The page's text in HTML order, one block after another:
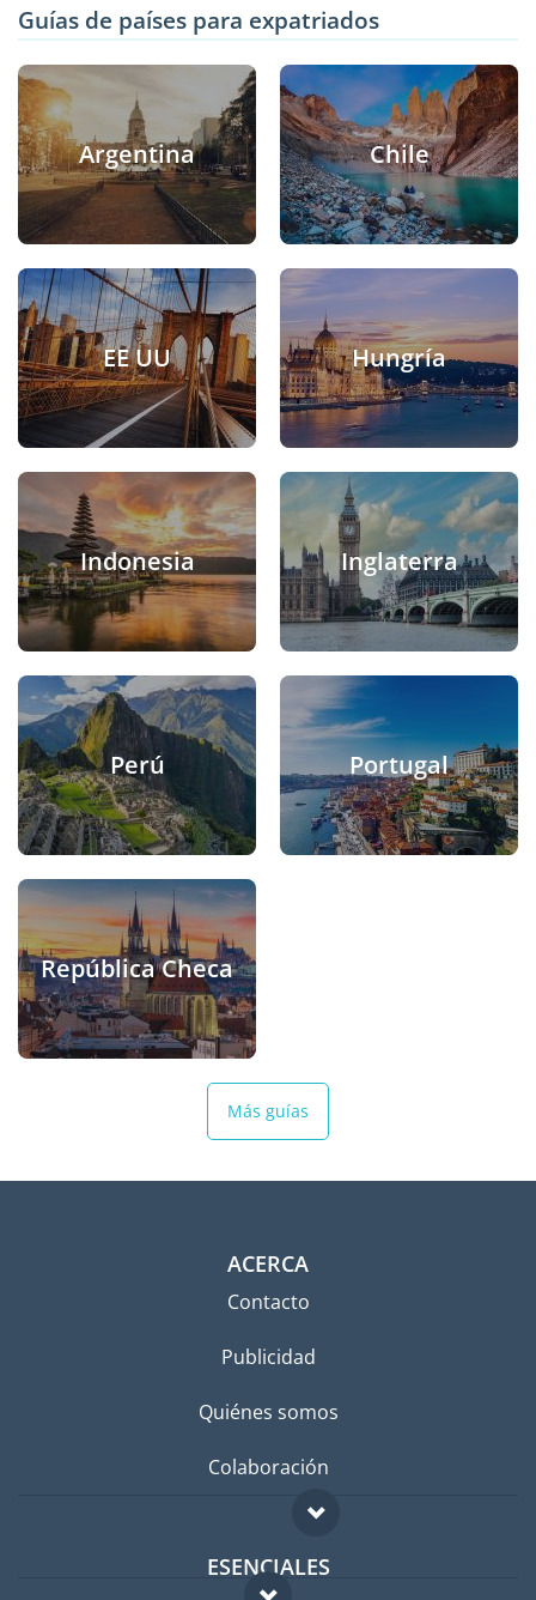
Guías de países para expatriados
Argentina Chile
EE UU Hungría
Indonesia Inglaterra
Perú Portugal
República Checa
Más guías
ACERCA
Contacto
Publicidad
Quiénes somos
Colaboración
ESENCIALES